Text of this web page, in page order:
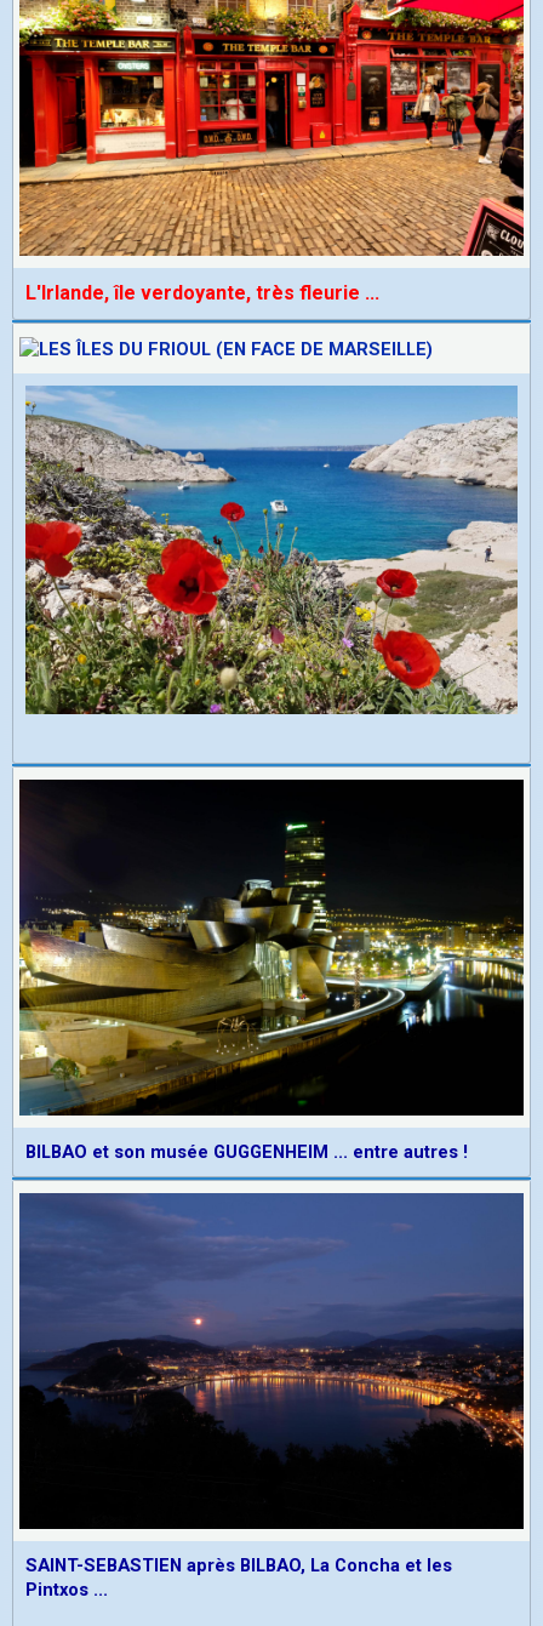
L'Irlande, île verdoyante, très fleurie ...
BILBAO et son musée GUGGENHEIM ... entre autres !
SAINT-SEBASTIEN après BILBAO, La Concha et les
Pintxos ...